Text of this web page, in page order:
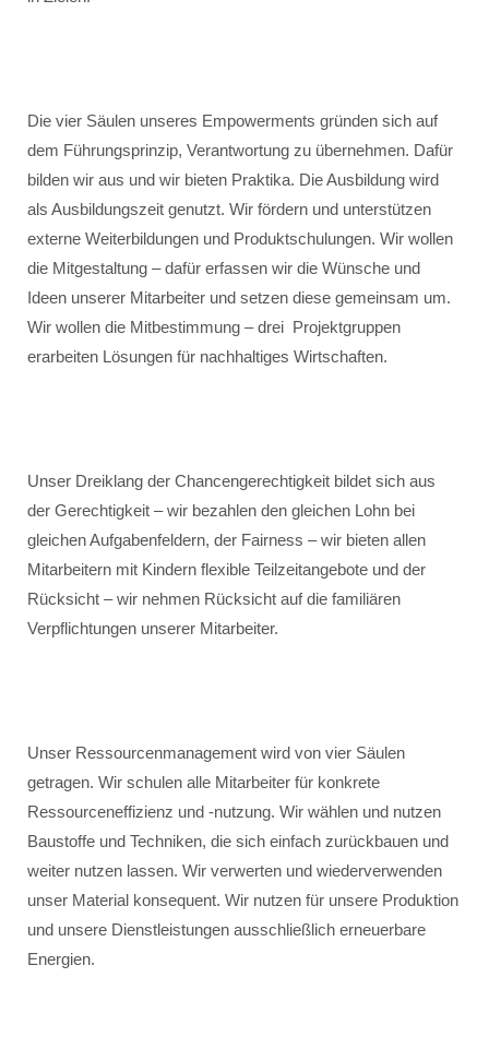
Die vier Säulen unseres Empowerments gründen sich auf
dem Führungsprinzip, Verantwortung zu übernehmen. Dafür
bilden wir aus und wir bieten Praktika. Die Ausbildung wird
als Ausbildungszeit genutzt. Wir fördern und unterstützen
externe Weiterbildungen und Produktschulungen. Wir wollen
die Mitgestaltung – dafür erfassen wir die Wünsche und
Ideen unserer Mitarbeiter und setzen diese gemeinsam um.
Wir wollen die Mitbestimmung – drei Projektgruppen
erarbeiten Lösungen für nachhaltiges Wirtschaften.
Unser Dreiklang der Chancengerechtigkeit bildet sich aus
der Gerechtigkeit – wir bezahlen den gleichen Lohn bei
gleichen Aufgabenfeldern, der Fairness – wir bieten allen
Mitarbeitern mit Kindern flexible Teilzeitangebote und der
Rücksicht – wir nehmen Rücksicht auf die familiären
Verpflichtungen unserer Mitarbeiter.
Unser Ressourcenmanagement wird von vier Säulen
getragen. Wir schulen alle Mitarbeiter für konkrete
Ressourceneffizienz und -nutzung. Wir wählen und nutzen
Baustoffe und Techniken, die sich einfach zurückbauen und
weiter nutzen lassen. Wir verwerten und wiederverwenden
unser Material konsequent. Wir nutzen für unsere Produktion
und unsere Dienstleistungen ausschließlich erneuerbare
Energien.